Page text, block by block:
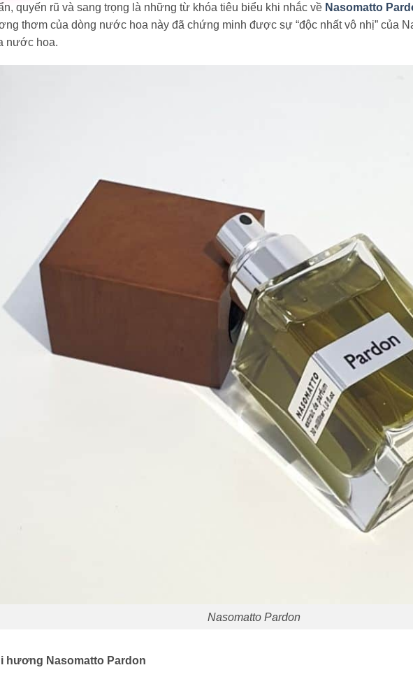
quyến rũ và sang trọng là những từ khóa tiêu biểu khi nhắc về Nasomatto
thơm của dòng nước hoa này đã chứng minh được sự “độc nhất vô nhị” của
nước hoa.
Nasomatto Pardon
hương Nasomatto Pardon